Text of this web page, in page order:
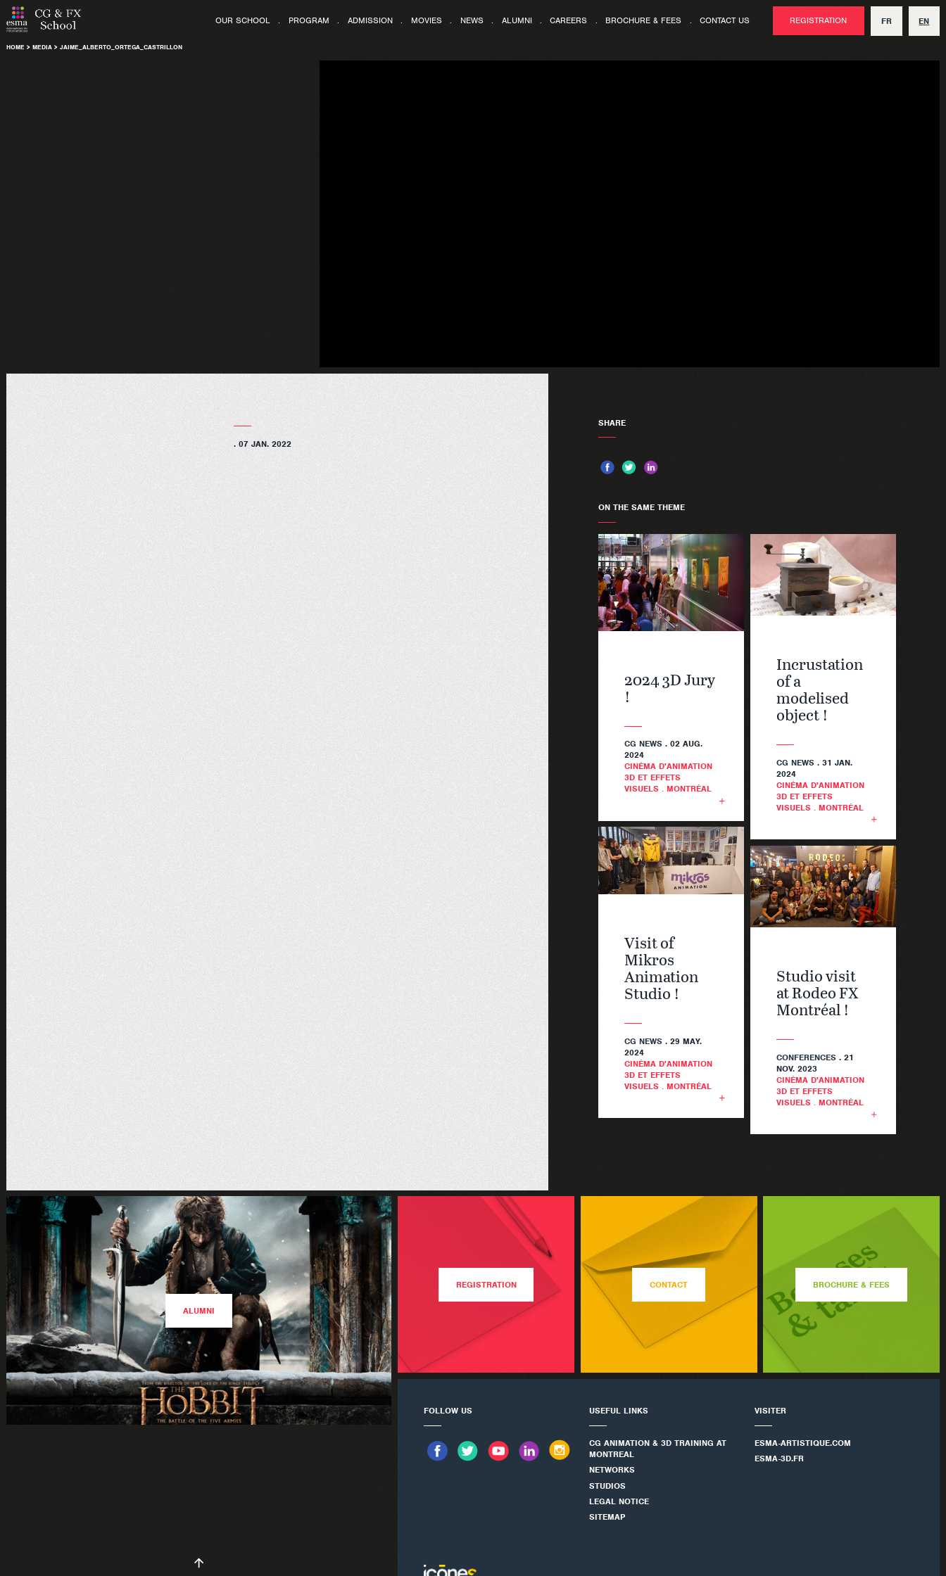
OUR SCHOOL . PROGRAM . ADMISSION . MOVIES . NEWS . ALUMNI . CAREERS . BROCHURE & FEES . CONTACT US REGISTRATION EN
FR
HOME> MEDIA> JAIME_ALBERTO_ORTEGA_CASTRILLON
. 07 JAN. 2022
SHARE
ON THE SAME THEME
2024 3D Jury
!
CG NEWS . 02 AUG.
2024
CINÉMA D'ANIMATION
3D ET EFFETS
VISUELS .MONTRÉAL
Visit of
Mikros
Animation
Studio !
CG NEWS . 29 MAY.
2024
CINÉMA D'ANIMATION
3D ET EFFETS
VISUELS .MONTRÉAL
Incrustation
of a
modelised
object !
CG NEWS . 31 JAN.
2024
CINÉMA D'ANIMATION
3D ET EFFETS
VISUELS .MONTRÉAL
Studio visit
at Rodeo FX
Montréal !
CONFERENCES . 21
NOV. 2023
CINÉMA D'ANIMATION
3D ET EFFETS
VISUELS .MONTRÉAL
ALUMNI
REGISTRATION CONTACT BROCHURE & FEES
FOLLOW US USEFUL LINKS
CG ANIMATION & 3D TRAINING AT
MONTREAL
NETWORKS
STUDIOS
LEGAL NOTICE
SITEMAP
VISITER
ESMA-ARTISTIQUE.COM
ESMA-3D.FR